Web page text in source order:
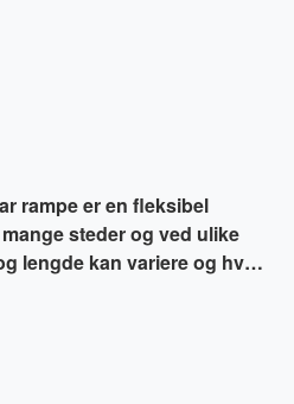
rampe er en fleksibel
steder og ved ulike
lengde kan variere og hvor